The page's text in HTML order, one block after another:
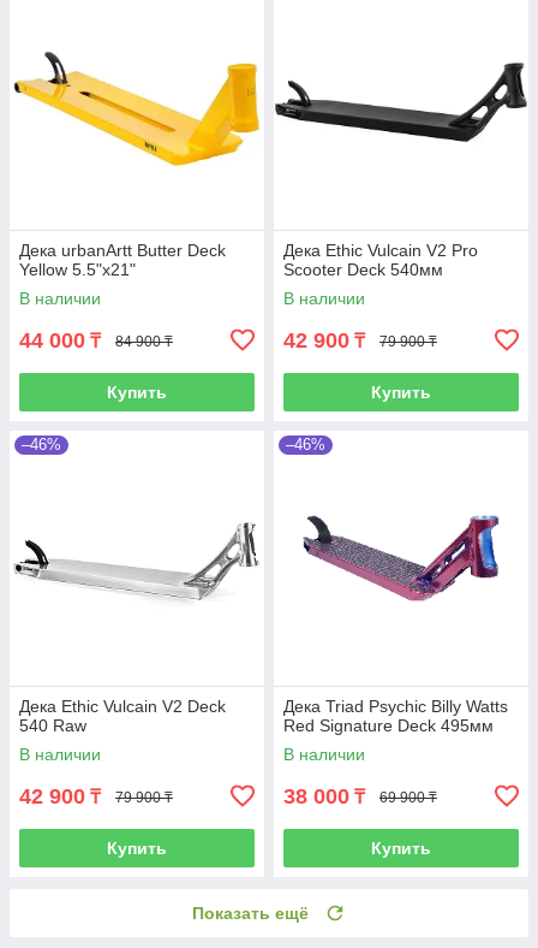
Дека urbanArtt Butter Deck
Yellow 5.5"x21"
В наличии
44 000 ₸ 84 900 ₸
Купить
Дека Ethic Vulcain V2 Pro
Scooter Deck 540мм
В наличии
42 900 ₸ 79 900 ₸
Купить
–46%
Дека Ethic Vulcain V2 Deck
540 Raw
В наличии
42 900 ₸ 79 900 ₸
Купить
–46%
Дека Triad Psychic Billy Watts
Red Signature Deck 495мм
В наличии
38 000 ₸ 69 900 ₸
Купить
Показать ещё